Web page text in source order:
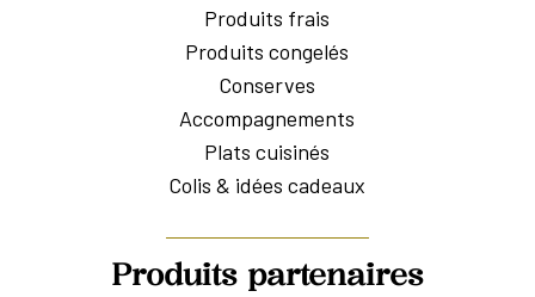
Produits frais
Produits congelés
Conserves
Accompagnements
Plats cuisinés
Colis & idées cadeaux
Produits partenaires